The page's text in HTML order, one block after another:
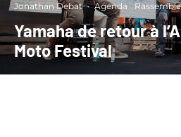
Jonathan Debat · Agenda
Yamaha de retour à
Moto Festival